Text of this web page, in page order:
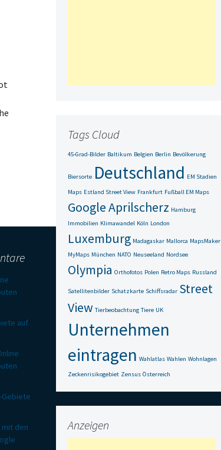
Tags Cloud
45-Grad-Bilder Baltikum Belgien Berlin Bevölkerung
Biersorte Deutschland EM Stadien
Maps Estland Street View Frankfurt Fußball EM Maps
Google Aprilscherz Hamburg
Immobilien Klimawandel Köln London
Luxemburg Madagaskar Mallorca MapsMaker
MyMaps München NATO Neuseeland Nordsee
Olympia Orthofotos Polen Retro Maps Russland
Satellitenbilder Schatzkarte Schiffsradar Street
View Tierbeobachtung Tiere UK
Unternehmen
eintragen Wahlatlas Wahlen Wohnlagen
Zeckenrisikogebiet Zensus Österreich
Anzeigen
auf
Gebiete
mit den